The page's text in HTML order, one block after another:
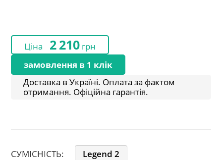
Ціна 2 210грн
замовлення в 1 клік
Доставка в Україні. Оплата за фактом
отримання. Офіційна гарантія.
СУМІСНІСТЬ: Legend 2